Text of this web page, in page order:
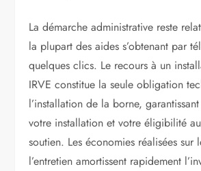
La démarche administrative reste
la plupart des aides s’obtenant par
quelques clics. Le recours à un
IRVE constitue la seule obligation
l’installation de la borne,
votre installation et votre éligibilité
soutien. Les économies réalisées sur
l’entretien amortissent rapidement